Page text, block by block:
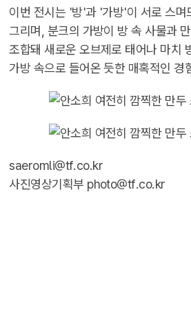
이번 전시는 '방'과 '가방'이 서로 스며
그리며, 분크의 가방이 방 속 사물과
조합돼 새로운 오브제로 태어나 마치
가방 속으로 들어온 듯한 매혹적인 경
saeromli@tf.co.kr
사진영상기획부 photo@tf.co.kr